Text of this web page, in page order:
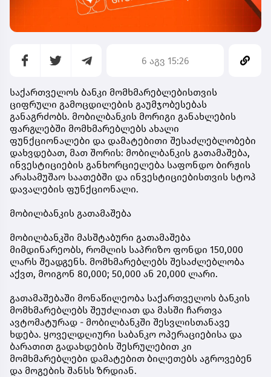
6 აგვ 15:26
საქართველოს ბანკი მომხმარებლებისთვის
ციფრული გამოცდილების გაუმჯობესებას
განაგრძობს. მობილბანკის მორიგი განახლების
ფარგლებში მომხმარებლებს ახალი
ფუნქციონალები და დამატებითი შესაძლებლობები
დახვდებათ, მათ შორის: მობილბანკის გათამაშება,
ინვესტიციების განხორციელება საფონდო ბირჟის
არასამუშაო საათებში და ინვესტიციებისთვის სტოპ
დავალების ფუნქციონალი.
მობილბანკის გათამაშება
მობილბანკში მასშტაბური გათამაშება
მიმდინარეობს, რომლის საპრიზო ფონდი 150,000
ლარს შეადგენს. მომხმარებლებს შესაძლებლობა
აქვთ, მოიგონ 80,000; 50,000 ან 20,000 ლარი.
გათამაშებაში მონაწილეობა საქართველოს ბანკის
მომხმარებლებს შეუძლიათ და მასში ჩართვა
ავტომატურად - მობილბანკში შესვლისთანავე
ხდება. ყოველდღიური საბანკო ოპერაციებისა და
ბარათით გადახდების შესრულებით კი
მომხმარებლები დამატებით ბილეთებს აგროვებენ
და მოგების შანსს ზრდიან.